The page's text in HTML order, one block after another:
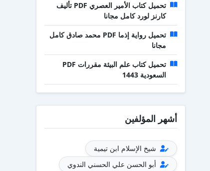
تحميل كتاب الأمير العصري PDF تأليف
كارنز لورد كامل مجانا
تحميل رواية إذما PDF محمد صادق كامل
مجانا
تحميل كتاب علم البيئة مقررات PDF
السعودية 1443
أشهر المؤلفين
شيخ الإسلام ابن تيمية
أبو الحسن علي الحسني الندوي